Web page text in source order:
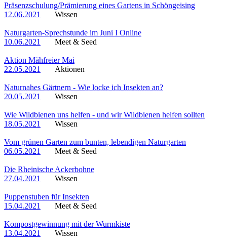
Präsenzschulung/Prämierung eines Gartens in Schöngeising
12.06.2021
Wissen
Naturgarten-Sprechstunde im Juni I Online
10.06.2021
Meet & Seed
Aktion Mähfreier Mai
22.05.2021
Aktionen
Naturnahes Gärtnern - Wie locke ich Insekten an?
20.05.2021
Wissen
Wie Wildbienen uns helfen - und wir Wildbienen helfen sollten
18.05.2021
Wissen
Vom grünen Garten zum bunten, lebendigen Naturgarten
06.05.2021
Meet & Seed
Die Rheinische Ackerbohne
27.04.2021
Wissen
Puppenstuben für Insekten
15.04.2021
Meet & Seed
Kompostgewinnung mit der Wurmkiste
13.04.2021
Wissen